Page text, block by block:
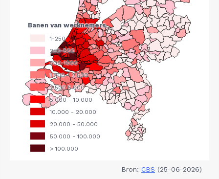
Bron: CBS (25-06-2026)